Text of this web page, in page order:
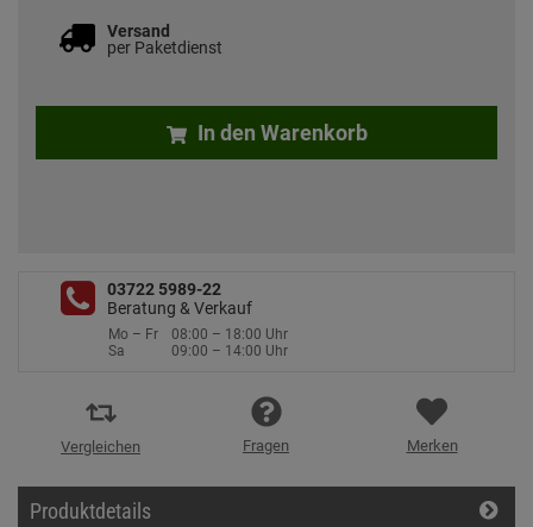
Versand
per Paketdienst
In den Warenkorb
03722 5989-22
Beratung & Verkauf
Mo – Fr
08:00 – 18:00 Uhr
Sa
09:00 – 14:00 Uhr
Vergleichen Fragen Merken
Produktdetails